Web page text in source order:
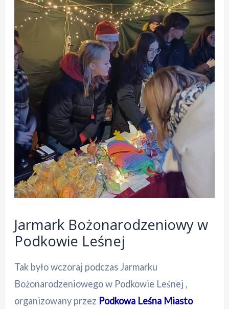
Jarmark Bożonarodzeniowy w
Podkowie Leśnej
Tak było wczoraj podczas Jarmarku
Bożonarodzeniowego w Podkowie Leśnej ,
organizowany przez Podkowa Leśna Miasto